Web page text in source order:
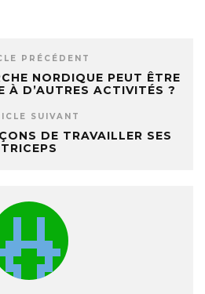
PRÉCÉDENT
NORDIQUE PEUT ÊTRE
À D’AUTRES ACTIVITÉS ?
SUIVANT
DE TRAVAILLER SES
TRICEPS